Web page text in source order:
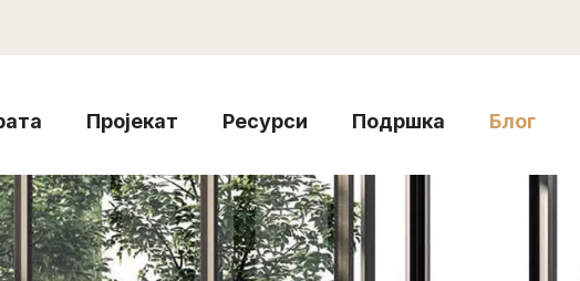
Пројекат Ресурси Подршка Блог